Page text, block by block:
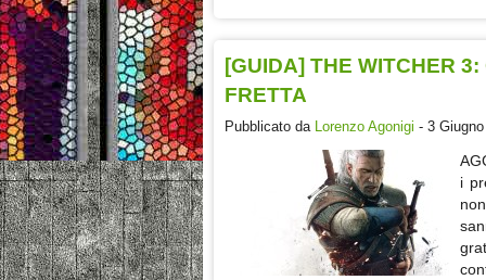
[GUIDA] THE WITCHER
FRETTA
Pubblicato da Lorenzo Agonigi - 3
i